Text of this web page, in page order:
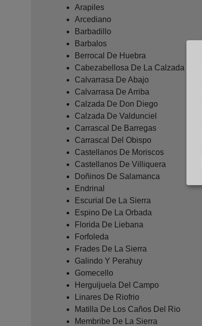
Arapiles
Arcediano
Barbadillo
Barbalos
Berrocal De Huebra
Cabezabellosa De La Calzada
Calvarrasa De Abajo
Calvarrasa De Arriba
Calzada De Don Diego
Calzada De Valdunciel
Carrascal De Barregas
Carrascal Del Obispo
Castellanos De Moriscos
Castellanos De Villiquera
Doñinos De Salamanca
Endrinal
Escurial De La Sierra
Espino De La Orbada
Florida De Liebana
Forfoleda
Frades De La Sierra
Galindo Y Perahuy
Gomecello
Herguijuela Del Campo
Linares De Riofrio
Matilla De Los Caños Del Rio
Membribe De La Sierra